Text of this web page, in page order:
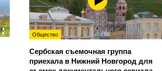
Общество
Сербская съемочная группа
приехала в Нижний Новгород для